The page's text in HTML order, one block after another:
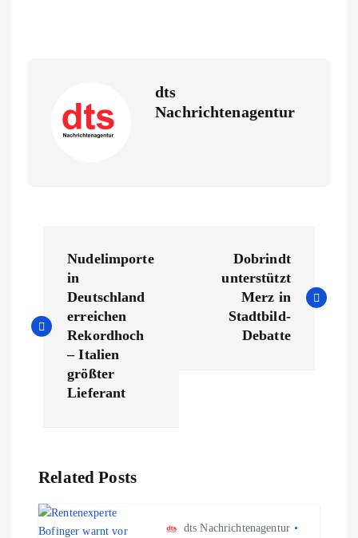
dts
Nachrichtenagentur
i
g
s
Nudelimporte
in
Deutschland
erreichen
Rekordhoch
– Italien
größter
Lieferant
Dobrindt
unterstützt
Merz in
Stadtbild-
Debatte
Related Posts
dts Nachrichtenagentur